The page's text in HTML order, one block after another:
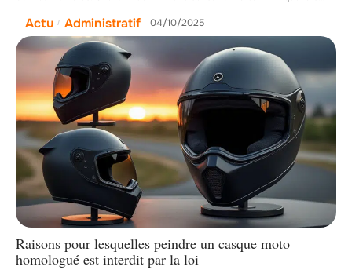
Actu Administratif 04/10/2025
Raisons pour lesquelles peindre un casque moto
homologué est interdit par la loi